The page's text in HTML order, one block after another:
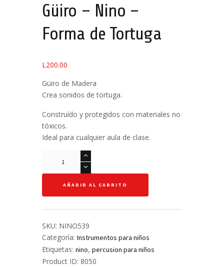
Güiro – Nino –
Forma de Tortuga
L200.00
Güiro de Madera
Crea sonidos de tortuga.
Construído y protegidos con materiales no
tóxicos.
Ideal para cualquier aula de clase.
Tortuga
cantidad
AÑADIR AL CARRITO
SKU: NINO539
Categoría: Instrumentos para niños
Etiquetas: nino, percusion para niños
Product ID: 8050